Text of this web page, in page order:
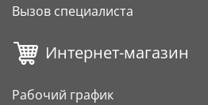
Вызов специалиста
Интернет-магазин
Рабочий график